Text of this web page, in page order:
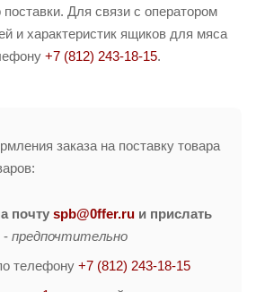
Для связи с оператором
и характеристик ящиков для мяса
+7 (812) 243-18-15.
заказа на поставку товара
почту spb@0ffer.ru и прислать
- предпочтительно
телефону +7 (812) 243-18-15